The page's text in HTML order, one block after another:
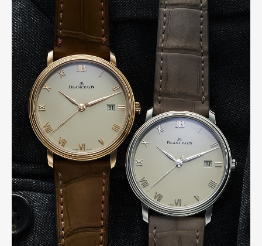
Pen Meet
Pen international Pen tw